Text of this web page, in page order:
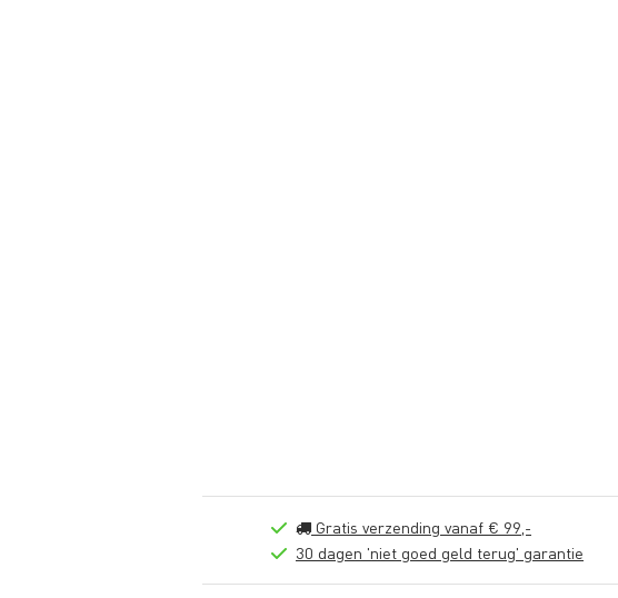
Gratis verzending vanaf € 99,-
30 dagen 'niet goed geld terug' garantie